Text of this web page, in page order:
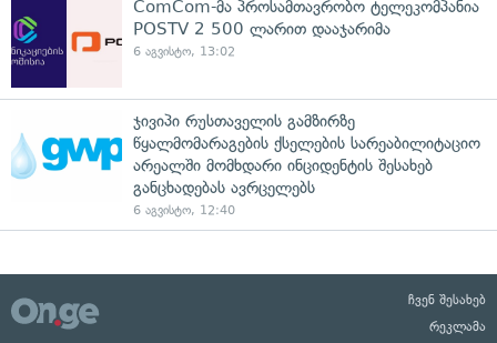
ComCom-მა პროსამთავრობო ტელეკომპანია
POSTV 2 500 ლარით დააჯარიმა
6 აგვისტო, 13:02
ჯივიპი რუსთაველის გამზირზე
წყალმომარაგების ქსელების სარეაბილიტაციო
არეალში მომხდარი ინციდენტის შესახებ
განცხადებას ავრცელებს
6 აგვისტო, 12:40
ჩვენ შესახებ
რეკლამა